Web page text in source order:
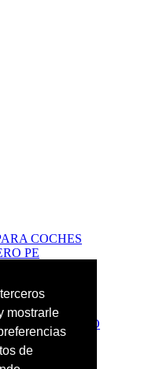
mostrarle
de
COCHES
PE
PE
CAUCHO